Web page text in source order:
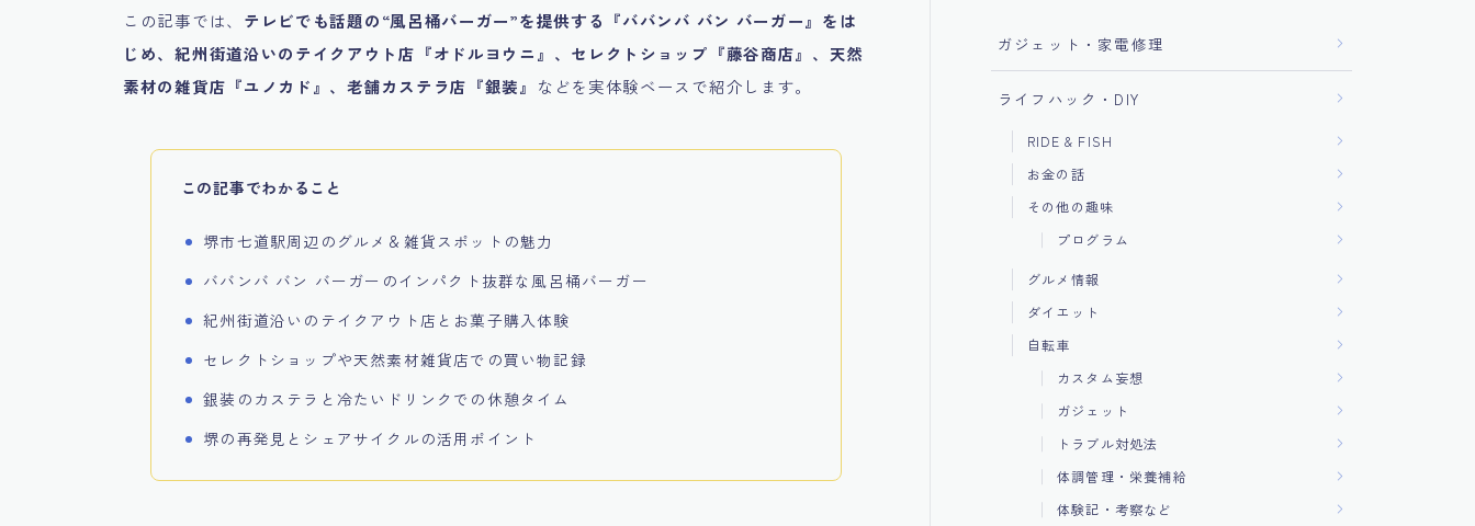
この記事では、 テレビでも話題の“風呂桶バーガー”を提供する『ババンバ バン バーガー』をは
じめ、紀州街道沿いのテイクアウト店『オドルヨウニ』、セレクトショップ『藤谷商店』、天然
素材の雑貨店『ユノカド』、老舗カステラ店『銀装』 などを実体験ベースで紹介します。
この記事でわかること
堺市七道駅周辺のグルメ＆雑貨スポットの魅力
ババンバ バン バーガーのインパクト抜群な風呂桶バーガー
紀州街道沿いのテイクアウト店とお菓子購入体験
セレクトショップや天然素材雑貨店での買い物記録
銀装のカステラと冷たいドリンクでの休憩タイム
堺の再発見とシェアサイクルの活用ポイント
ガジェット・家電修理
ライフハック・DIY
RIDE & FISH
お金の話
その他の趣味
プログラム
グルメ情報
ダイエット
自転車
カスタム妄想
ガジェット
トラブル対処法
体調管理・栄養補給
体験記・考察など